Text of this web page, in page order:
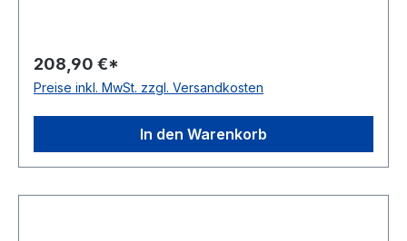
208,90 €*
Preise inkl. MwSt. zzgl. Versandkosten
In den Warenkorb